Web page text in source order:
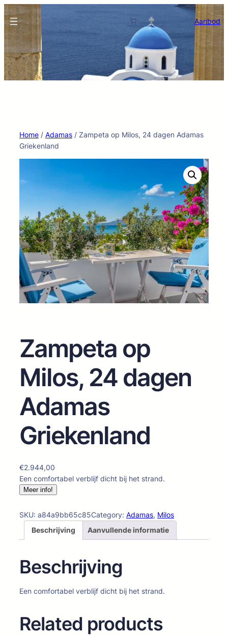
Ga
naar
de
inhoud
Aanbod
Home / Adamas / Zampeta op Milos, 24 dagen Adamas
Griekenland
Zampeta op
Milos, 24 dagen
Adamas
Griekenland
€2.944,00
Een comfortabel verblijf dicht bij het strand.
Meer info!
SKU: a84a9bb65c85Category: Adamas, Milos
Beschrijving
Aanvullende informatie
Beschrijving
Een comfortabel verblijf dicht bij het strand.
Related products